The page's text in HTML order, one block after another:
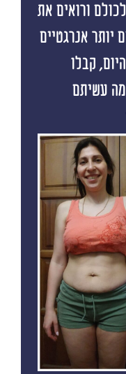
ורואים את
יותר אנרגטיים
קבלו
10 ימים, מה עשיתם